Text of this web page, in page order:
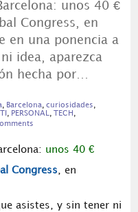
unos 40 €
Congress, en
en una ponencia a
idea, aparezca
hecha por…
Barcelona curiosidades
PERSONAL TECH
unos 40 €
Congress , en
asistes, y sin tener ni